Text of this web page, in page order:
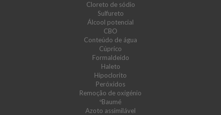
Cloreto de sódio
Sulfureto
Álcool potencial
CBO
Conteúdo de água
Cúprico
Formaldeído
Haleto
Hipoclorito
Peróxidos
Remoção de oxigénio
ºBaumé
Azoto assimilável